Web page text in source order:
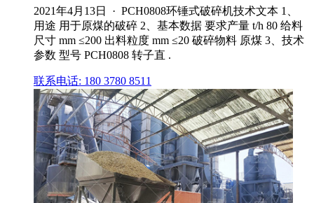
2021年4月13日 · PCH0808环锤式破碎机技术文本 1、
用途 用于原煤的破碎 2、基本数据 要求产量 t/h 80 给料
尺寸 mm ≤200 出料粒度 mm ≤20 破碎物料 原煤 3、技术
参数 型号 PCH0808 转子直 .
联系电话: 180 3780 8511